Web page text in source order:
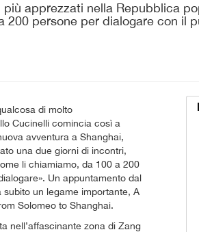
apprezzati nella Repubblica
persone per dialogare con il
di molto
Cucinelli comincia così a
avventura a Shanghai,
una due giorni di incontri,
li chiamiamo, da 100 a 200
Un appuntamento dal
un legame importante, A
Solomeo to Shanghai.
nell’affascinante zona di Zang